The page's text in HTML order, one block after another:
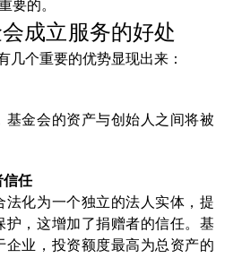
要的。
成立服务的好处
几个重要的优势显现出来：
基金会的资产与创始人之间将被
信任
法化为一个独立的法人实体，提
护，这增加了捐赠者的信任。基
企业，投资额度最高为总资产的